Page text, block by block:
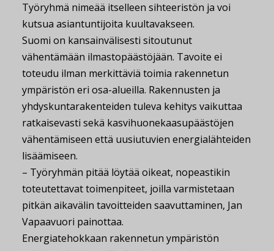
Työryhmä nimeää itselleen sihteeristön ja voi
kutsua asiantuntijoita kuultavakseen.
Suomi on kansainvälisesti sitoutunut
vähentämään ilmastopäästöjään. Tavoite ei
toteudu ilman merkittäviä toimia rakennetun
ympäristön eri osa-alueilla. Rakennusten ja
yhdyskuntarakenteiden tuleva kehitys vaikuttaa
ratkaisevasti sekä kasvihuonekaasupäästöjen
vähentämiseen että uusiutuvien energialähteiden
lisäämiseen.
– Työryhmän pitää löytää oikeat, nopeastikin
toteutettavat toimenpiteet, joilla varmistetaan
pitkän aikavälin tavoitteiden saavuttaminen, Jan
Vapaavuori painottaa.
Energiatehokkaan rakennetun ympäristön